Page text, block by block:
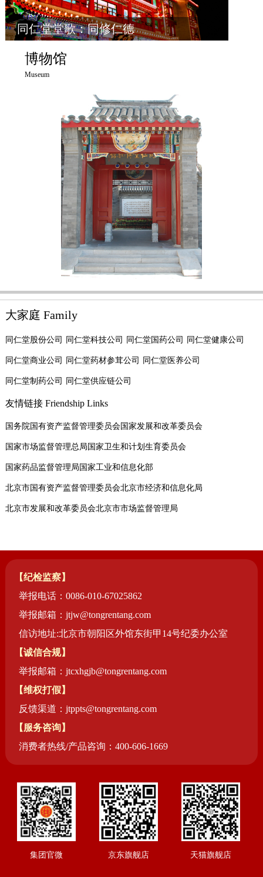
同仁堂堂歌：同修仁德
博物馆
Museum
大家庭 Family
同仁堂股份公司 同仁堂科技公司 同仁堂国药公司 同仁堂健康公司
同仁堂商业公司 同仁堂药材参茸公司 同仁堂医养公司
同仁堂制药公司 同仁堂供应链公司
友情链接 Friendship Links
国务院国有资产监督管理委员会国家发展和改革委员会
国家市场监督管理总局国家卫生和计划生育委员会
国家药品监督管理局国家工业和信息化部
北京市国有资产监督管理委员会北京市经济和信息化局
北京市发展和改革委员会北京市市场监督管理局
【纪检监察】
举报电话：0086-010-67025862
举报邮箱：jtjw@tongrentang.com
信访地址:北京市朝阳区外馆东街甲14号纪委办公室
【诚信合规】
举报邮箱：jtcxhgjb@tongrentang.com
【维权打假】
反馈渠道：jtppts@tongrentang.com
【服务咨询】
消费者热线/产品咨询：400-606-1669
集团官微 京东旗舰店 天猫旗舰店